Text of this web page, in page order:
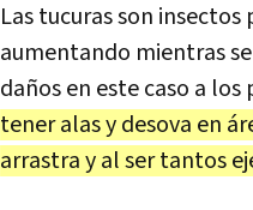
Las tucuras son
aumentando mientras
daños en este caso a
tener alas y desova en
arrastra y al ser tantos